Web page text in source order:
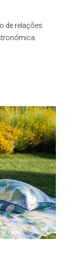
de relações